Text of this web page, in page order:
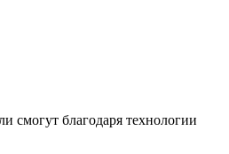
смогут благодаря технологии